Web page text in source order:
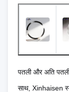
पतली और अति
साथ, Xinhaisen